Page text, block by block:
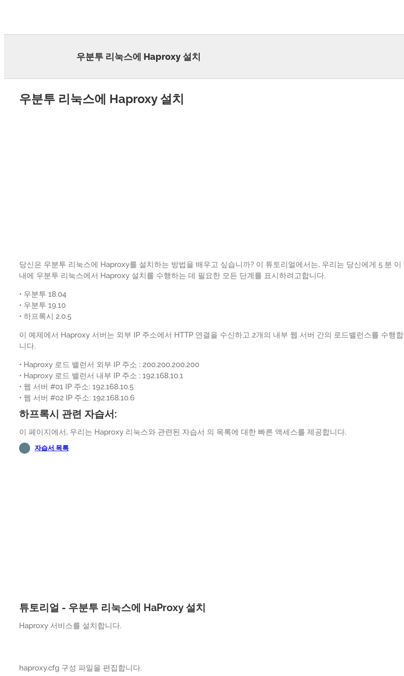
우분투 리눅스에 Haproxy 설치
우분투 리눅스에 Haproxy 설치
당신은 우분투 리눅스에 Haproxy를 설치하는 방법을 배우고 싶습니까? 이 튜토리얼에서는, 우리는 당신에게 5 분 이
내에 우분투 리눅스에서 Haproxy 설치를 수행하는 데 필요한 모든 단계를 표시하려고합니다.
• 우분투 18.04
• 우분투 19.10
• 하프록시 2.0.5
이 예제에서 Haproxy 서버는 외부 IP 주소에서 HTTP 연결을 수신하고 2개의 내부 웹 서버 간의 로드밸런스를 수행합
니다.
• Haproxy 로드 밸런서 외부 IP 주소 : 200.200.200.200
• Haproxy 로드 밸런서 내부 IP 주소 : 192.168.10.1
• 웹 서버 #01 IP 주소: 192.168.10.5
• 웹 서버 #02 IP 주소: 192.168.10.6
하프록시 관련 자습서:
이 페이지에서, 우리는 Haproxy 리눅스와 관련된 자습서 의 목록에 대한 빠른 액세스를 제공합니다.
자습서 목록
튜토리얼 - 우분투 리눅스에 HaProxy 설치
Haproxy 서비스를 설치합니다.
haproxy.cfg 구성 파일을 편집합니다.